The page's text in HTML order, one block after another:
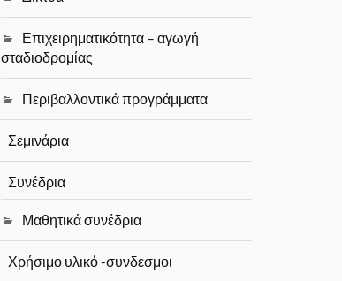
Επιχειρηματικότητα – αγωγή
σταδιοδρομίας
Περιβαλλοντικά προγράμματα
Σεμινάρια
Συνέδρια
Μαθητικά συνέδρια
Χρήσιμο υλικό -συνδεσμοι